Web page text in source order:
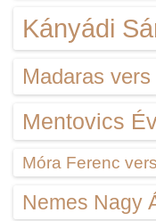
Kányádi
Madaras vers
Mentovics
Móra Ferenc
Nemes Nagy